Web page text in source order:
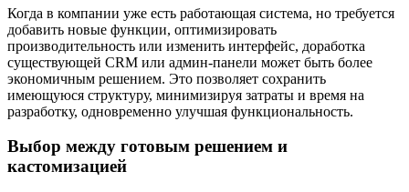
Когда в компании уже есть работающая система, но требуется
добавить новые функции, оптимизировать
производительность или изменить интерфейс, доработка
существующей CRM или админ-панели может быть более
экономичным решением. Это позволяет сохранить
имеющуюся структуру, минимизируя затраты и время на
разработку, одновременно улучшая функциональность.
Выбор между готовым решением и
кастомизацией